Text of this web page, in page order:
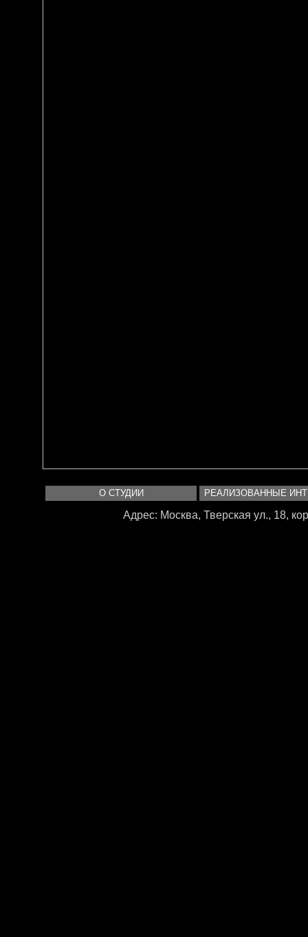
О СТУДИИ РЕАЛИЗОВАННЫЕ
Адрес: Москва, Тверская ул., 18,